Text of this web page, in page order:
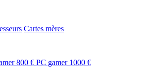
Cartes mères
800 € PC gamer 1000 €